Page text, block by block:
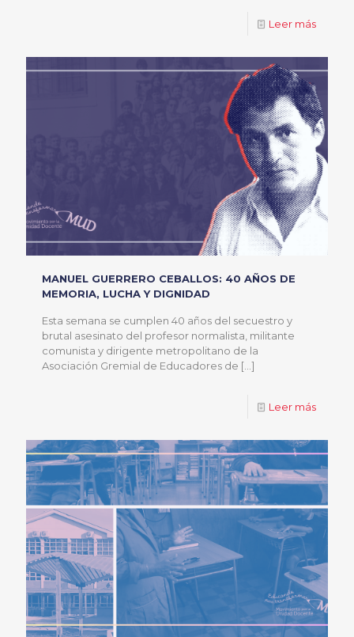
Leer más
MANUEL GUERRERO CEBALLOS: 40 AÑOS DE
MEMORIA, LUCHA Y DIGNIDAD
Esta semana se cumplen 40 años del secuestro y
brutal asesinato del profesor normalista, militante
comunista y dirigente metropolitano de la
Asociación Gremial de Educadores de […]
Leer más